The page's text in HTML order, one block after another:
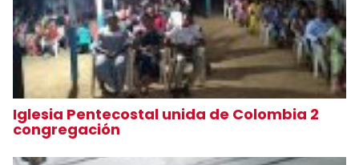
Iglesia Pentecostal unida de Colombia 2
congregación